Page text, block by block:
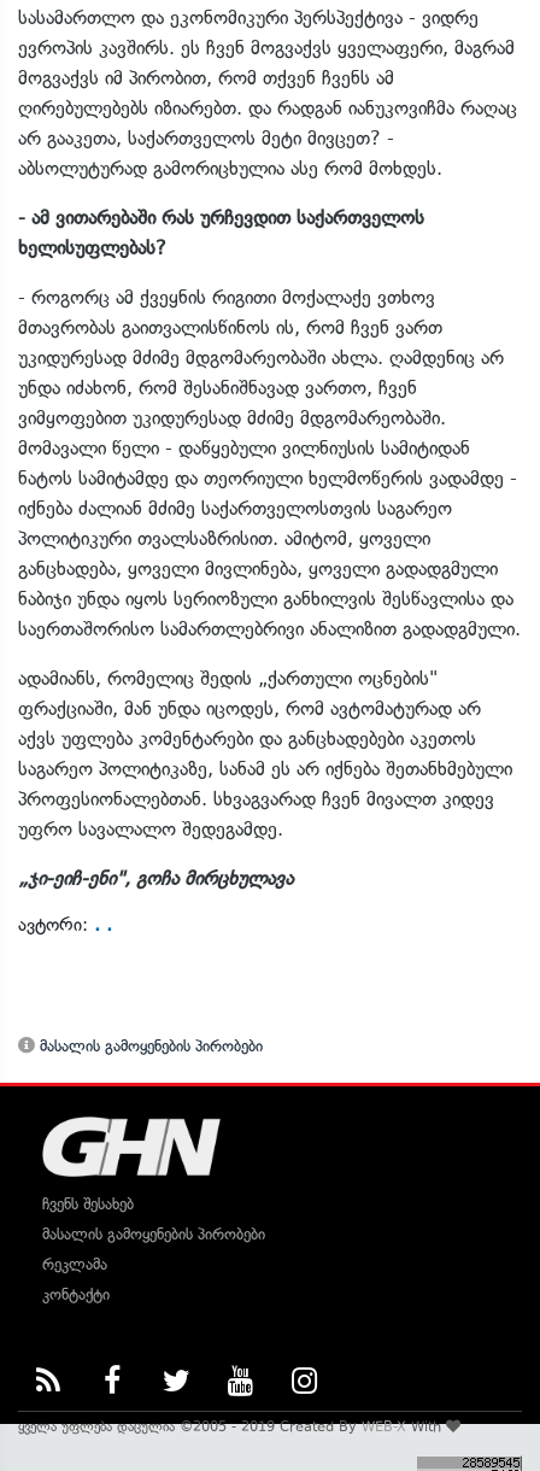
სასამართლო და ეკონომიკური პერსპექტივა - ვიდრე
ევროპის კავშირს. ეს ჩვენ მოგვაქვს ყველაფერი, მაგრამ
მოგვაქვს იმ პირობით, რომ თქვენ ჩვენს ამ
ღირებულებებს იზიარებთ. და რადგან იანუკოვიჩმა რაღაც
არ გააკეთა, საქართველოს მეტი მივცეთ? -
აბსოლუტურად გამორიცხულია ასე რომ მოხდეს.
- ამ ვითარებაში რას ურჩევდით საქართველოს
ხელისუფლებას?
- როგორც ამ ქვეყნის რიგითი მოქალაქე ვთხოვ
მთავრობას გაითვალისწინოს ის, რომ ჩვენ ვართ
უკიდურესად მძიმე მდგომარეობაში ახლა. ღამდენიც არ
უნდა იძახონ, რომ შესანიშნავად ვართო, ჩვენ
ვიმყოფებით უკიდურესად მძიმე მდგომარეობაში.
მომავალი წელი - დაწყებული ვილნიუსის სამიტიდან
ნატოს სამიტამდე და თეორიული ხელმოწერის ვადამდე -
იქნება ძალიან მძიმე საქართველოსთვის საგარეო
პოლიტიკური თვალსაზრისით. ამიტომ, ყოველი
განცხადება, ყოველი მივლინება, ყოველი გადადგმული
ნაბიჯი უნდა იყოს სერიოზული განხილვის შესწავლისა და
საერთაშორისო სამართლებრივი ანალიზით გადადგმული.
ადამიანს, რომელიც შედის „ქართული ოცნების"
ფრაქციაში, მან უნდა იცოდეს, რომ ავტომატურად არ
აქვს უფლება კომენტარები და განცხადებები აკეთოს
საგარეო პოლიტიკაზე, სანამ ეს არ იქნება შეთანხმებული
პროფესიონალებთან. სხვაგვარად ჩვენ მივალთ კიდევ
უფრო სავალალო შედეგამდე.
„ჯი-ეიჩ-ენი", გოჩა მირცხულავა
ავტორი: . .
მასალის გამოყენების პირობები
ჩვენს შესახებ
მასალის გამოყენების პირობები
რეკლამა
კონტაქტი
ყველა უფლება დაცულია ©2005 - 2019 Created ByWEB-XWith